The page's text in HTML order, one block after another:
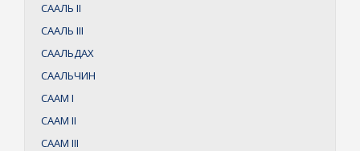
СААЛЬ II
СААЛЬ III
СААЛЬДАХ
СААЛЬЧИН
СААМ I
СААМ II
СААМ III